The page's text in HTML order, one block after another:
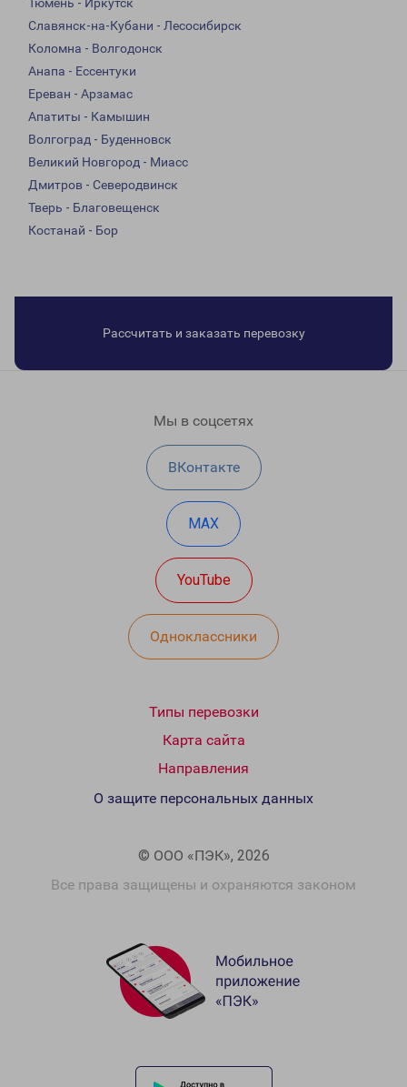
Тюмень - Иркутск
Славянск-на-Кубани - Лесосибирск
Коломна - Волгодонск
Анапа - Ессентуки
Ереван - Арзамас
Апатиты - Камышин
Волгоград - Буденновск
Великий Новгород - Миасс
Дмитров - Северодвинск
Тверь - Благовещенск
Костанай - Бор
Рассчитать и заказать перевозку
Мы в соцсетях
ВКонтакте
MAX
YouTube
Одноклассники
Типы перевозки
Карта сайта
Направления
© ООО «ПЭК», 2026
Все права защищены и охраняются законом
О защите персональных данных